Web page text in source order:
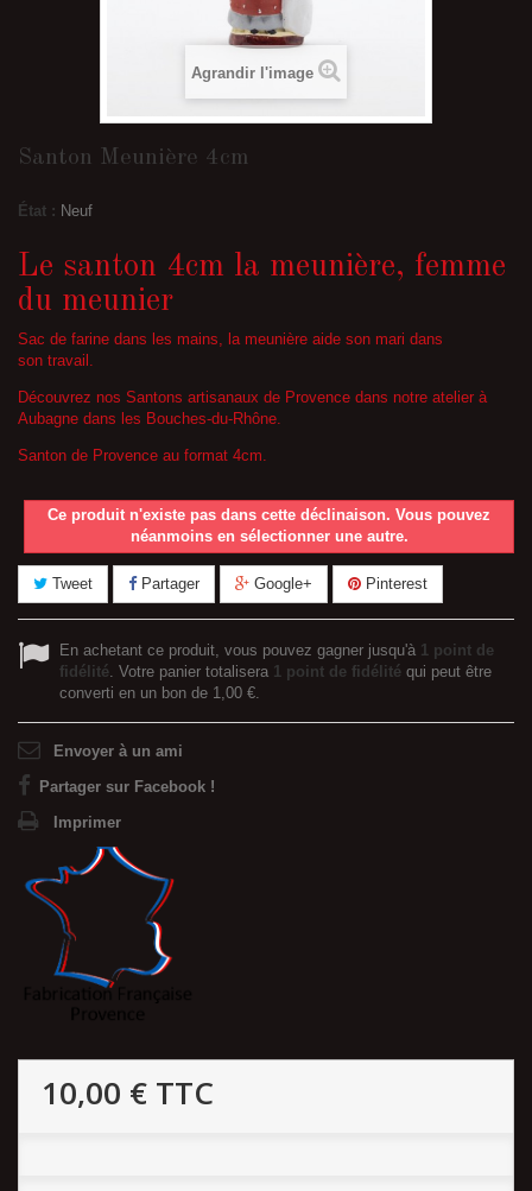
Agrandir l'image
Santon Meunière 4cm
État : Neuf
Le santon 4cm la meunière, femme
du meunier
Sac de farine dans les mains, la meunière aide son mari dans
son travail.
Découvrez nos Santons artisanaux de Provence dans notre atelier à
Aubagne dans les Bouches-du-Rhône.
Santon de Provence au format 4cm.
Ce produit n'existe pas dans cette déclinaison. Vous pouvez
néanmoins en sélectionner une autre.
Tweet Partager Google+ Pinterest
En achetant ce produit, vous pouvez gagner jusqu'à 1 point de
fidélité. Votre panier totalisera 1 point de fidélité qui peut être
converti en un bon de 1,00 €.
Envoyer à un ami
Partager sur Facebook !
Imprimer
10,00 € TTC